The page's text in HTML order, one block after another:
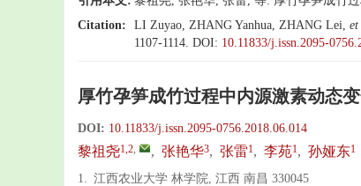
Citation:
LI Zuyao, ZHANG Yanhua, ZHANG Lei,
1107-1114. DOI: 10.11833/j.issn.2095-
厚竹孕笋成竹过程中内源激素动态
DOI: 10.11833/j.issn.2095-0756.2018.06.014
黎祖尧1,2, , 张艳华3, 张雷1, 李苑1, 孙娅东1
1. 江西农业大学 林学院, 江西 南昌 330045